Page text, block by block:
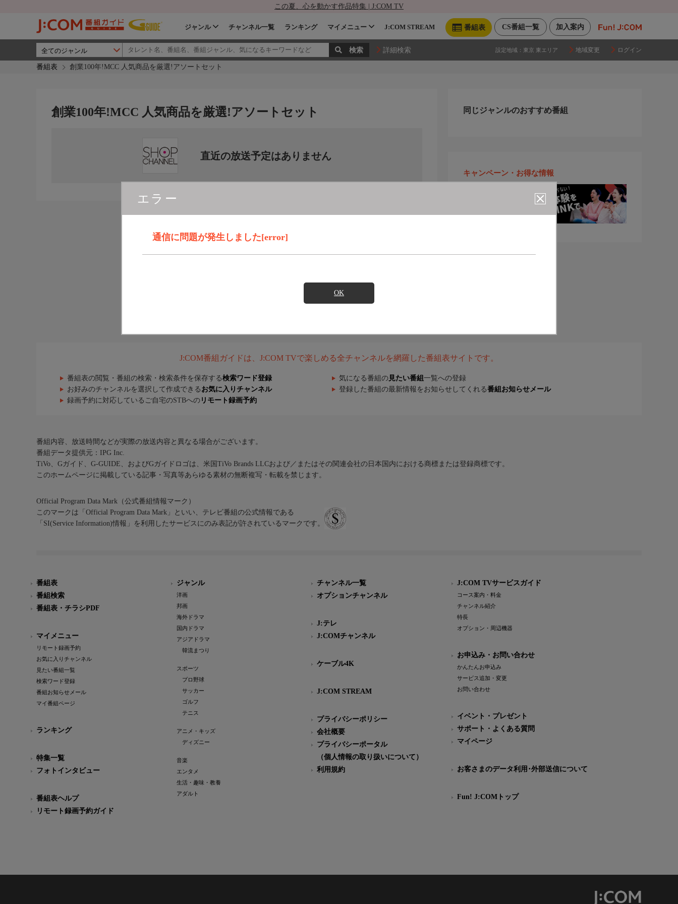
この夏、心を動かす作品特集 | J:COM TV
加入案内
CS番組一覧
番組表
ジャンル チャンネル一覧 ランキング マイメニュー J:COM STREAM
詳細検索 設定地域： 東京 東エリア 地域変更 ログイン
番組表 創業100年!MCC 人気商品を厳選!アソートセット
エラー
通信に問題が発生しました[error]
OK
創業100年!MCC 人気商品を厳選!アソートセット
直近の放送予定はありません
同じジャンルのおすすめ番組
キャンペーン・お得な情報
J:COM番組ガイドは、J:COM TVで楽しめる全チャンネルを網羅した番組表サイトです。
番組表の閲覧・番組の検索・検索条件を保存する検索ワード登録 気になる番組の 見たい番組 一覧への登録
お好みのチャンネルを選択して作成できる お気に入りチャンネル 登録した番組の最新情報をお知らせしてくれる番組お知らせメール
録画予約に対応しているご自宅のSTBへの リモート録画予約
番組内容、放送時間などが実際の放送内容と異なる場合がございます。
番組データ提供元：IPG Inc.
TiVo、Gガイド、G-GUIDE、およびGガイドロゴは、米国TiVo Brands LLCおよび／またはその関連会社の日本国内における商標または登録商標です。
このホームページに掲載している記事・写真等あらゆる素材の無断複写・転載を禁じます。
Official Program Data Mark（公式番組情報マーク）
このマークは「Official Program Data Mark」といい、テレビ番組の公式情報である
「SI(Service Information)情報」を利用したサービスにのみ表記が許されているマークです。
番組表
番組検索
番組表・チラシPDF
マイメニュー
リモート録画予約
お気に入りチャンネル
見たい番組一覧
検索ワード登録
番組お知らせメール
マイ番組ページ
ランキング
特集一覧
フォトインタビュー
番組表ヘルプ
リモート録画予約ガイド
ジャンル
洋画
邦画
海外ドラマ
国内ドラマ
アジアドラマ
韓流まつり
スポーツ
プロ野球
サッカー
ゴルフ
テニス
アニメ・キッズ
ディズニー
音楽
エンタメ
生活・趣味・教養
アダルト
チャンネル一覧
オプションチャンネル
J:テレ
J:COMチャンネル
ケーブル4K
J:COM STREAM
プライバシーポリシー
会社概要
プライバシーポータル
（個人情報の取り扱いについて）
利用規約
J:COM TVサービスガイド
コース案内・料金
チャンネル紹介
特長
オプション・周辺機器
お申込み・お問い合わせ
かんたんお申込み
サービス追加・変更
お問い合わせ
イベント・プレゼント
サポート・よくある質問
マイページ
お客さまのデータ利用･外部送信について
Fun! J:COMトップ